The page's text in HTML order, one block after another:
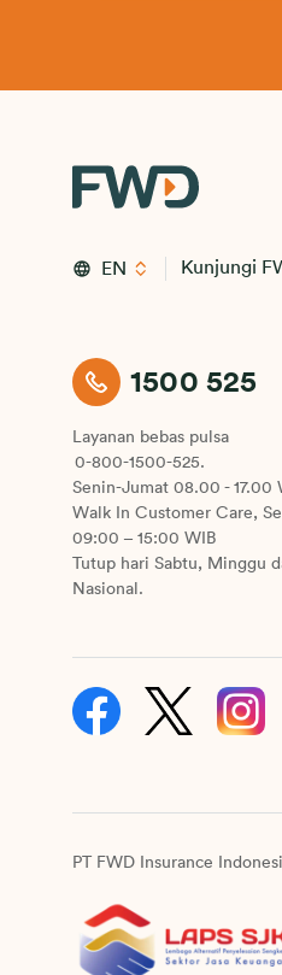
EN Kunjungi
1500 525
Layanan bebas pulsa
0-800-1500-525.
Senin-Jumat 08.00 - 17.00
Walk In Customer Care,
09:00 – 15:00 WIB
Tutup hari Sabtu, Minggu
Nasional.
PT FWD Insurance